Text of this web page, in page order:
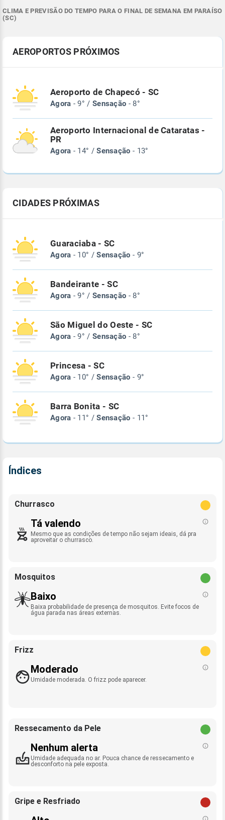
CLIMA E PREVISÃO DO TEMPO PARA O FINAL DE SEMANA EM PARAÍSO
(SC)
AEROPORTOS PRÓXIMOS
Aeroporto de Chapecó - SC
Agora - 9° / Sensação - 8°
Aeroporto Internacional de Cataratas -
PR
Agora - 14° /Sensação - 13°
CIDADES PRÓXIMAS
Guaraciaba - SC
Agora - 10° /Sensação - 9°
Bandeirante - SC
Agora - 9° / Sensação - 8°
São Miguel do Oeste - SC
Agora - 9° / Sensação - 8°
Princesa - SC
Agora - 10° /Sensação - 9°
Barra Bonita - SC
Agora - 11° /Sensação - 11°
Índices
Churrasco
Tá valendo
Mesmo que as condições de tempo não sejam ideais, dá pra
aproveitar o churrasco.
Mosquitos
Baixo
Baixa probabilidade de presença de mosquitos. Evite focos de
água parada nas áreas externas.
Frizz
Moderado
Umidade moderada. O frizz pode aparecer.
Ressecamento da Pele
Nenhum alerta
Umidade adequada no ar. Pouca chance de ressecamento e
desconforto na pele exposta.
Gripe e Resfriado